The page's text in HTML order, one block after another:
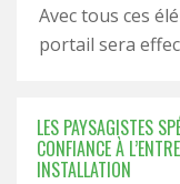
Avec tous ces
portail sera
LES PAYSAGISTES
CONFIANCE À
INSTALLATION